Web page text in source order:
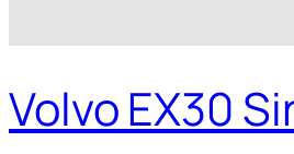
Volvo EX30